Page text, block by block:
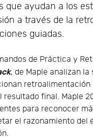
que ayudan a los
a través de la
guiadas.
de Práctica y
, de Maple analizan
retroalimentación
resultado final. Maple
para reconocer
el razonamiento del